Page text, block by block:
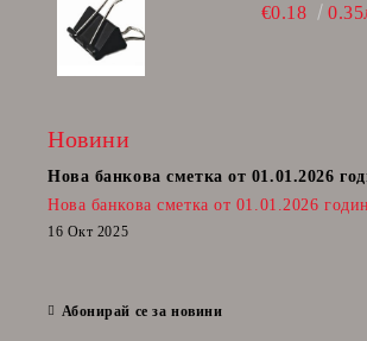
€0.18
Новини
Нова банкова сметка от 01.01.2026
Нова банкова сметка от 01.01.2026
16 Окт 2025
Абонирай се за новини